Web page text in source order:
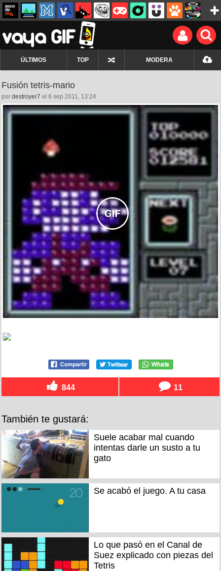
ÚLTIMOS TOP MODERA
Fusión tetris-mario
por destroyer7 el 6 sep 2011, 13:24
844 11
También te gustará:
Suele acabar mal cuando
intentas darle un susto a tu
gato
Se acabó el juego. A tu casa
Lo que pasó en el Canal de
Suez explicado con piezas del
Tetris